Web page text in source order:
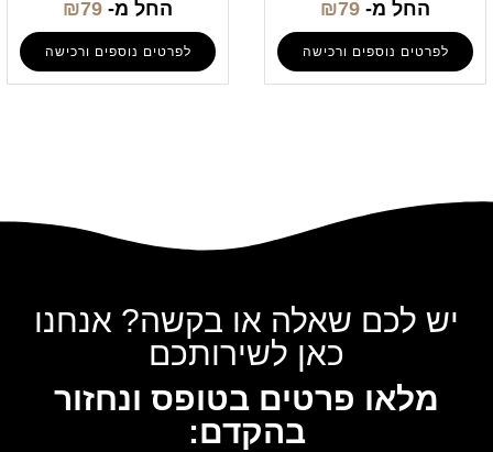
החל מ- ₪79
לפרטים נוספים ורכישה
החל מ- ₪79
לפרטים נוספים ורכישה
יש לכם שאלה או בקשה? אנחנו
כאן לשירותכם
מלאו פרטים בטופס ונחזור
בהקדם: